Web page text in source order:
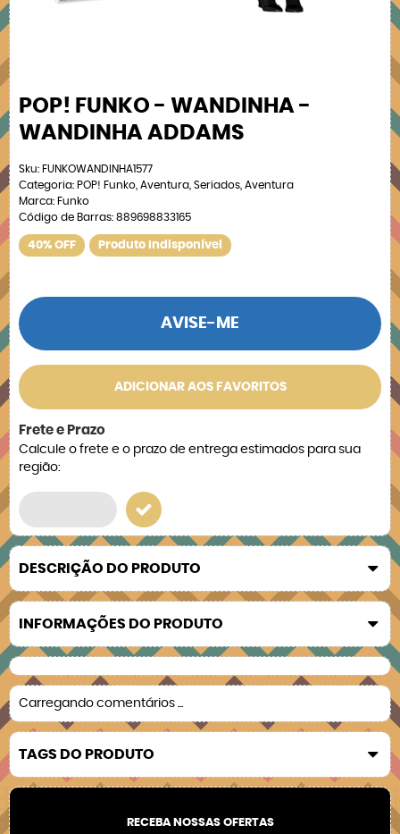
POP! FUNKO - WANDINHA -
WANDINHA ADDAMS
Sku: FUNKOWANDINHA1577
Categoria: POP! Funko Aventura Seriados Aventura
Marca: Funko
Código de Barras: 889698833165
40% OFF Produto Indisponível
AVISE-ME
ADICIONAR AOS FAVORITOS
Frete e Prazo
Calcule o frete e o prazo de entrega estimados para sua
região:
DESCRIÇÃO DO PRODUTO
INFORMAÇÕES DO PRODUTO
Carregando comentários ...
TAGS DO PRODUTO
RECEBA NOSSAS OFERTAS